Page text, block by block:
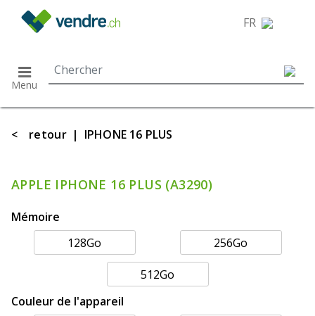
FR
Menu
< retour | IPHONE 16 PLUS
APPLE IPHONE 16 PLUS (A3290)
Mémoire
128Go
256Go
512Go
Couleur de l'appareil